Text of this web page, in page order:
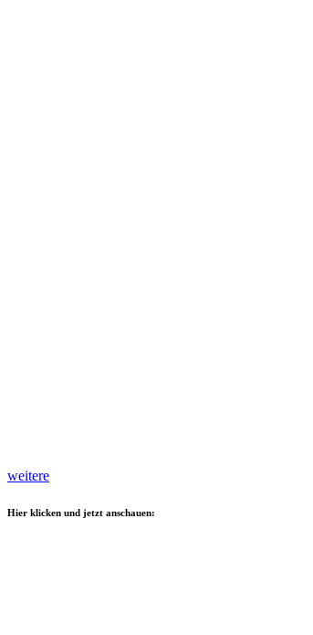
weitere
Hier klicken und jetzt anschauen: